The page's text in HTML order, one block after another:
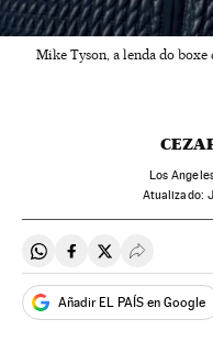
Mike Tyson, a lenda do
Los
atualizado:
Compartir en Whatsapp
Compartir en
Compartir en
Desplegar
Añadir EL PAÍS en Google